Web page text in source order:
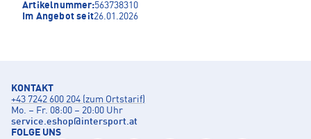
Artikelnummer:563738310
Im Angebot seit26.01.2026
KONTAKT
+43 7242 600 204 (zum Ortstarif)
Mo. – Fr. 08:00 – 20:00 Uhr
service.eshop@intersport.at
FOLGE UNS